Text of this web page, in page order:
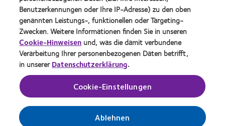
Legal
Datenschutzrichtlinie
Cookie-Hinweise
Nutzungsbedingungen
Impressum
Einwilligungspräferenzen verwalten
Benutzerkennungen oder Ihre IP-Adresse) zu den oben
genannten Leistungs-, funktionellen oder Targeting-
Zwecken. Weitere Informationen finden Sie in unseren
Cookie-Hinweisen und, was die damit verbundene
Verarbeitung Ihrer personenbezogenen Daten betrifft,
in unsererDatenschutzerklärung.
Cookie-Einstellungen
Ablehnen